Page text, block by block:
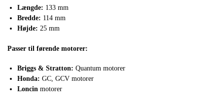
Længde: 133 mm
Bredde: 114 mm
Højde: 25 mm
Passer til førende motorer:
Briggs & Stratton: Quantum motorer
Honda: GC, GCV motorer
Loncin motorer